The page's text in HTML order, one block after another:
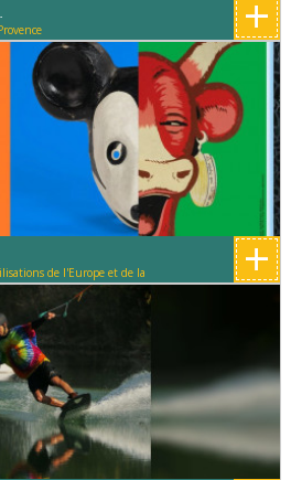
+
de l'Europe et de la
+